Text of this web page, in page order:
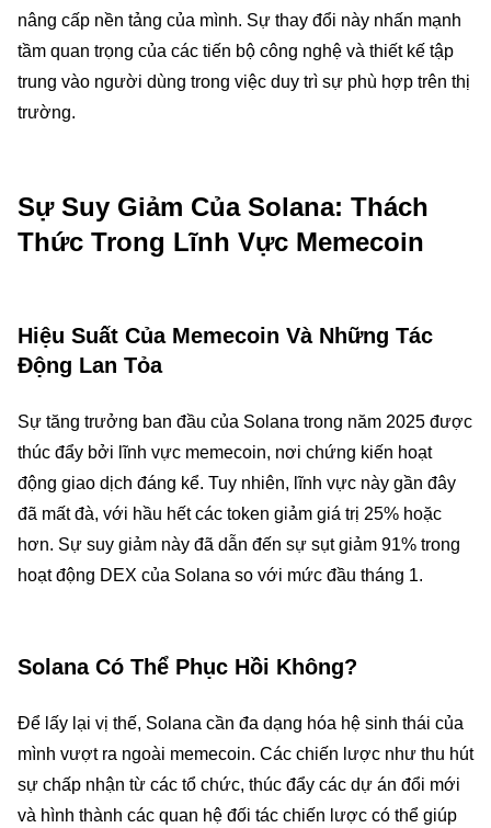
nâng cấp nền tảng của mình. Sự thay đổi này nhấn mạnh
tầm quan trọng của các tiến bộ công nghệ và thiết kế tập
trung vào người dùng trong việc duy trì sự phù hợp trên thị
trường.
Sự Suy Giảm Của Solana: Thách
Thức Trong Lĩnh Vực Memecoin
Hiệu Suất Của Memecoin Và Những Tác
Động Lan Tỏa
Sự tăng trưởng ban đầu của Solana trong năm 2025 được
thúc đẩy bởi lĩnh vực memecoin, nơi chứng kiến hoạt
động giao dịch đáng kể. Tuy nhiên, lĩnh vực này gần đây
đã mất đà, với hầu hết các token giảm giá trị 25% hoặc
hơn. Sự suy giảm này đã dẫn đến sự sụt giảm 91% trong
hoạt động DEX của Solana so với mức đầu tháng 1.
Solana Có Thể Phục Hồi Không?
Để lấy lại vị thế, Solana cần đa dạng hóa hệ sinh thái của
mình vượt ra ngoài memecoin. Các chiến lược như thu hút
sự chấp nhận từ các tổ chức, thúc đẩy các dự án đổi mới
và hình thành các quan hệ đối tác chiến lược có thể giúp